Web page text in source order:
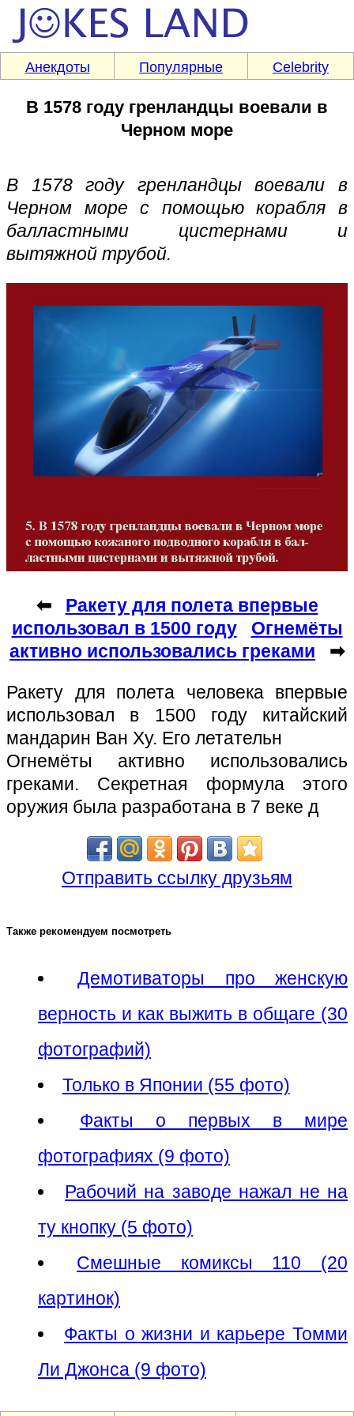
Анекдоты Популярные Celebrity
В 1578 году гренландцы воевали в
Черном море
В 1578 году гренландцы воевали в
Черном море с помощью корабля в
балластными цистернами и
вытяжной трубой.
⬅ Ракету для полета впервые
использовал в 1500 году
Огнемёты
активно использовались греками ➡
Ракету для полета человека впервые
использовал в 1500 году китайский
мандарин Ван Ху. Его летательн
Огнемёты активно использовались
греками. Секретная формула этого
оружия была разработана в 7 веке д
Отправить ссылку друзьям
Также рекомендуем посмотреть
Демотиваторы про женскую
верность и как выжить в общаге (30
фотографий)
Только в Японии (55 фото)
Факты о первых в мире
фотографиях (9 фото)
Рабочий на заводе нажал не на
ту кнопку (5 фото)
Смешные комиксы 110 (20
картинок)
Факты о жизни и карьере Томми
Ли Джонса (9 фото)